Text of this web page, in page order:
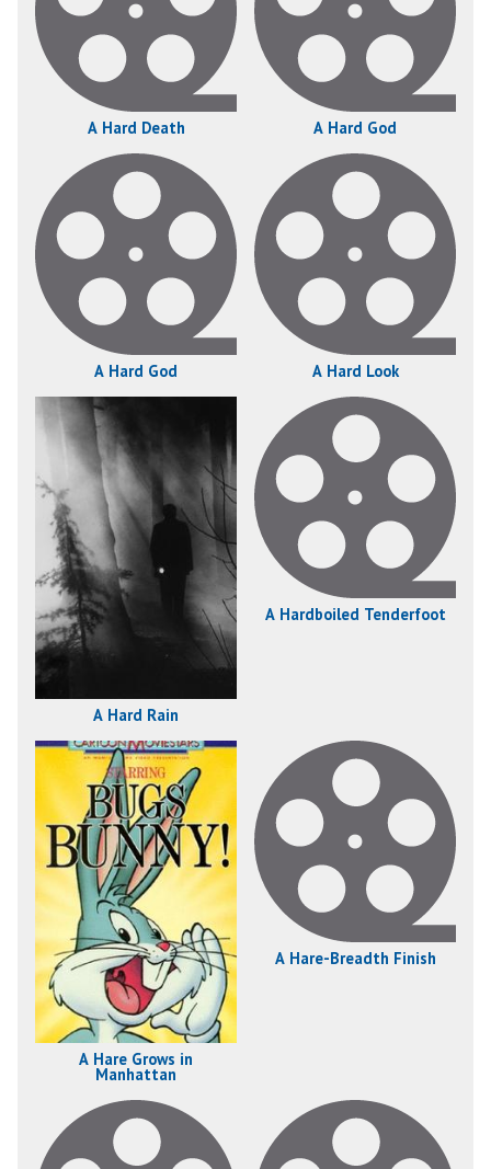
A Hard Death A Hard God
A Hard God A Hard Look
A Hard Rain
A Hardboiled Tenderfoot
A Hare Grows in
Manhattan
A Hare-Breadth Finish